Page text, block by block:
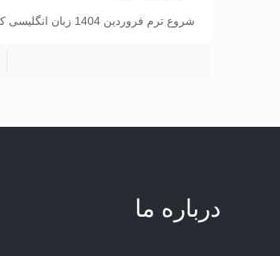
شروع ترم فروردین 1404 زبان انگلیسی کودکان ....
درباره ما